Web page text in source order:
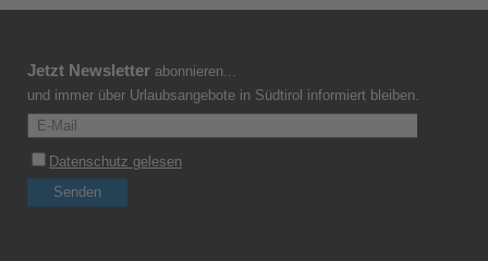
Jetzt Newsletter abonnieren...
und immer über Urlaubsangebote in Südtirol informiert bleiben.